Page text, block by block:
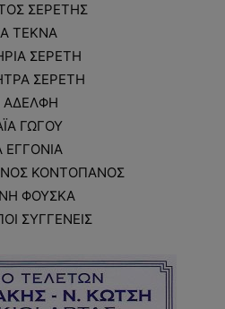
ΣΕΡΕΤΗΣ
ΤΕΚΝΑ
ΣΕΡΕΤΗ
ΣΕΡΕΤΗ
ΑΔΕΛΦΗ
ΓΩΓΟΥ
ΕΓΓΟΝΙΑ
ΚΟΝΤΟΠΑΝΟΣ
ΦΟΥΣΚΑ
ΣΥΓΓΕΝΕΙΣ